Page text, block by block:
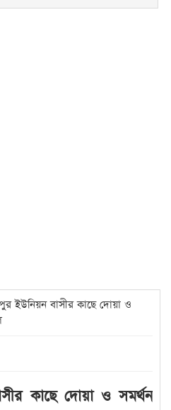
ইউনিয়ন বাসীর কাছে দোয়া ও
কাছে দোয়া ও সমর্থন